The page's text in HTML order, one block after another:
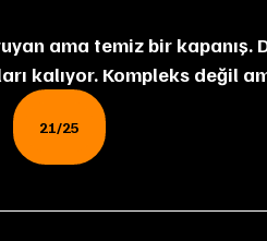
kalıyor. Kompleks değil
21/25